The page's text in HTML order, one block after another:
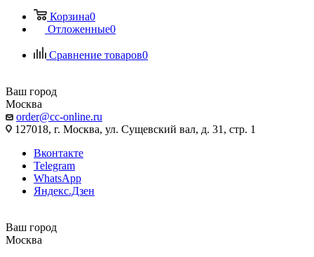
Корзина0
Отложенные0
Сравнение товаров0
Ваш город
Москва
order@cc-online.ru
127018, г. Москва, ул. Сущевский вал, д. 31, стр. 1
Вконтакте
Telegram
WhatsApp
Яндекс.Дзен
Ваш город
Москва